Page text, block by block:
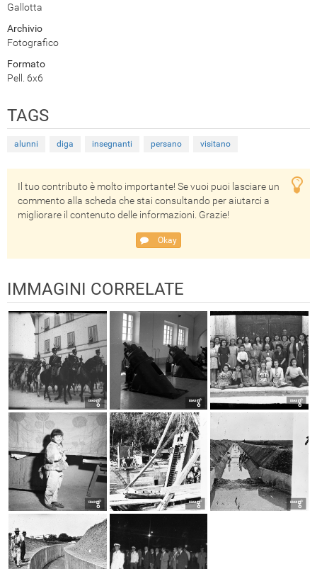
Gallotta
Archivio
Fotografico
Formato
Pell. 6x6
TAGS
alunni diga insegnanti persano visitano
Il tuo contributo è molto importante! Se vuoi puoi lasciare un
commento alla scheda che stai consultando per aiutarci a
migliorare il contenuto delle informazioni. Grazie!
Okay
IMMAGINI CORRELATE